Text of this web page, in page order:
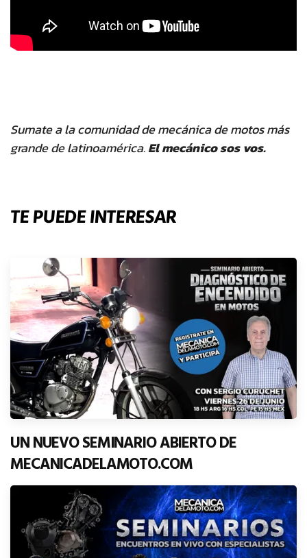
Sumate a la comunidad de mecánica de motos más
grande de latinoamérica.El mecánico sos vos.
TE PUEDE INTERESAR
UN NUEVO SEMINARIO ABIERTO DE
MECANICADELAMOTO.COM